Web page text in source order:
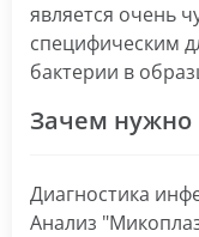
является очень
специфическим
бактерии в
Зачем нужно
Диагностика
Анализ